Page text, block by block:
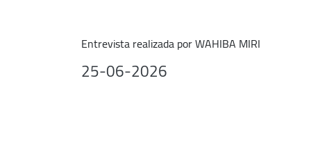
Entrevista realizada por WAHIBA MIRI
25-06-2026